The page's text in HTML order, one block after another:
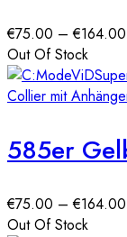
€75.00 –€164.00
Out Of Stock
Collier mit
€75.00 –€164.00
Out Of Stock